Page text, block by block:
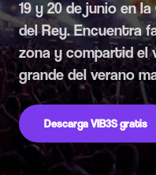
19 y 20 de junio en
del Rey. Encuentra
zona y compartid el
grande del verano
Descarga VIB3S gratis